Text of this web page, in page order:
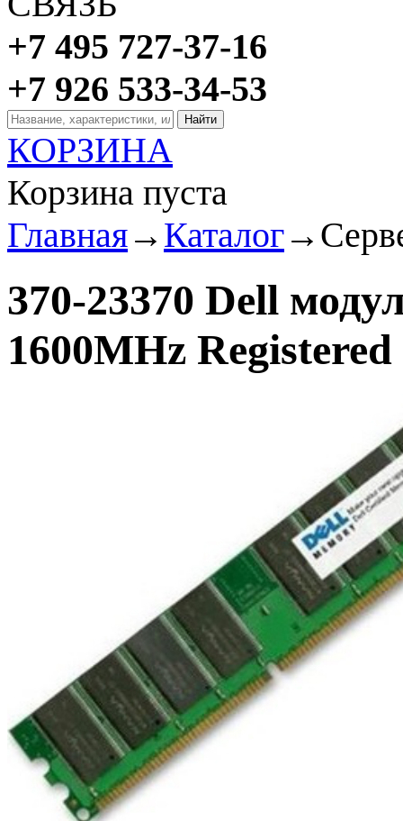
+7 495 727-37-16
+7 926 533-34-53
КОРЗИНА
Корзина пуста
Главная→ Каталог→
370-23370 Dell
1600MHz